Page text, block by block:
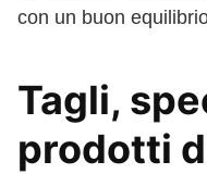
con un buon
Tagli,
prodotti